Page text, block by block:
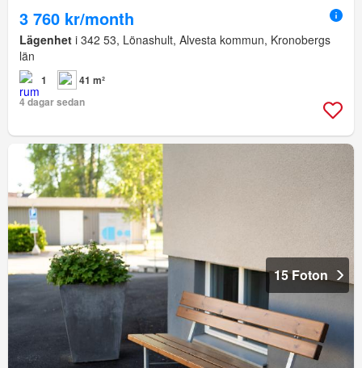
3 760 kr/month
Lägenhet i 342 53, Lönashult, Alvesta kommun, Kronobergs
län
1
41 m²
4 dagar sedan
15 Foton